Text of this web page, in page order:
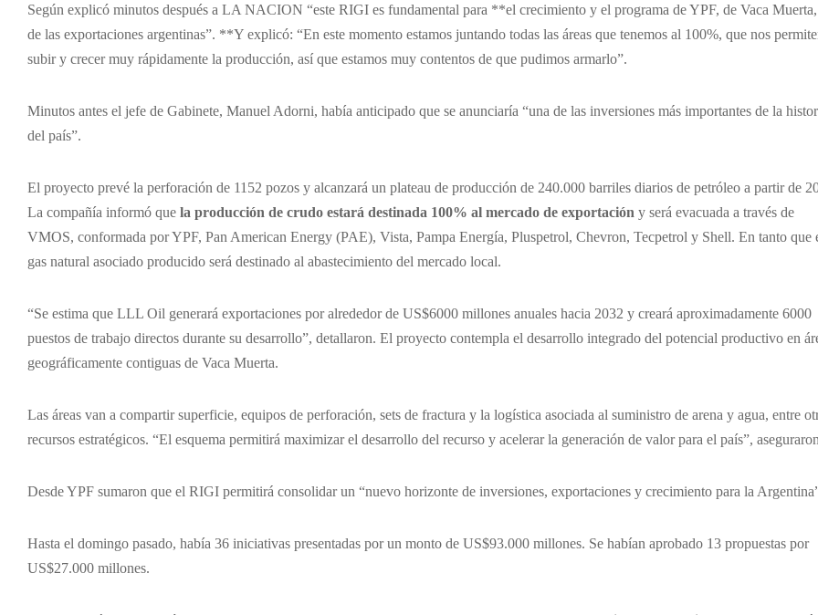
Según explicó minutos después a LA NACION “este RIGI es fundamental para **el crecimiento y el programa de YPF, de Vaca
de las exportaciones argentinas”. **Y explicó: “En este momento estamos juntando todas las áreas que tenemos al 100%, que nos
subir y crecer muy rápidamente la producción, así que estamos muy contentos de que pudimos armarlo”.
Minutos antes el jefe de Gabinete, Manuel Adorni, había anticipado que se anunciaría “una de las inversiones más importantes de la
del país”.
El proyecto prevé la perforación de 1152 pozos y alcanzará un plateau de producción de 240.000 barriles diarios de petróleo a partir de
La compañía informó que la producción de crudo estará destinada 100% al mercado de exportación y será evacuada a través de
VMOS, conformada por YPF, Pan American Energy (PAE), Vista, Pampa Energía, Pluspetrol, Chevron, Tecpetrol y Shell. En tanto que
gas natural asociado producido será destinado al abastecimiento del mercado local.
“Se estima que LLL Oil generará exportaciones por alrededor de US$6000 millones anuales hacia 2032 y creará aproximadamente 6000
puestos de trabajo directos durante su desarrollo”, detallaron. El proyecto contempla el desarrollo integrado del potencial productivo en
geográficamente contiguas de Vaca Muerta.
Las áreas van a compartir superficie, equipos de perforación, sets de fractura y la logística asociada al suministro de arena y agua, entre
recursos estratégicos. “El esquema permitirá maximizar el desarrollo del recurso y acelerar la generación de valor para el país”,
Desde YPF sumaron que el RIGI permitirá consolidar un “nuevo horizonte de inversiones, exportaciones y crecimiento para la
Hasta el domingo pasado, había 36 iniciativas presentadas por un monto de US$93.000 millones. Se habían aprobado 13 propuestas por
US$27.000 millones.